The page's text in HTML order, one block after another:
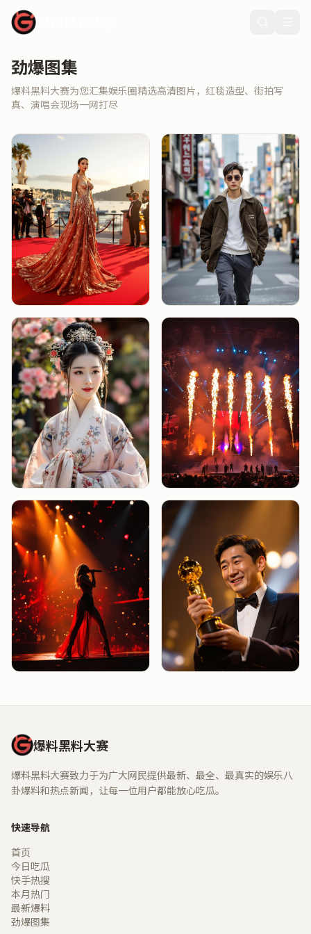
劲爆图集
爆料黑料大赛为您汇集娱乐圈精选高清图片，红毯造型、街拍写
真、演唱会现场一网打尽
爆料黑料大赛
爆料黑料大赛致力于为广大网民提供最新、最全、最真实的娱乐八
卦爆料和热点新闻，让每一位用户都能放心吃瓜。
快速导航
首页
今日吃瓜
快手热搜
本月热门
最新爆料
劲爆图集